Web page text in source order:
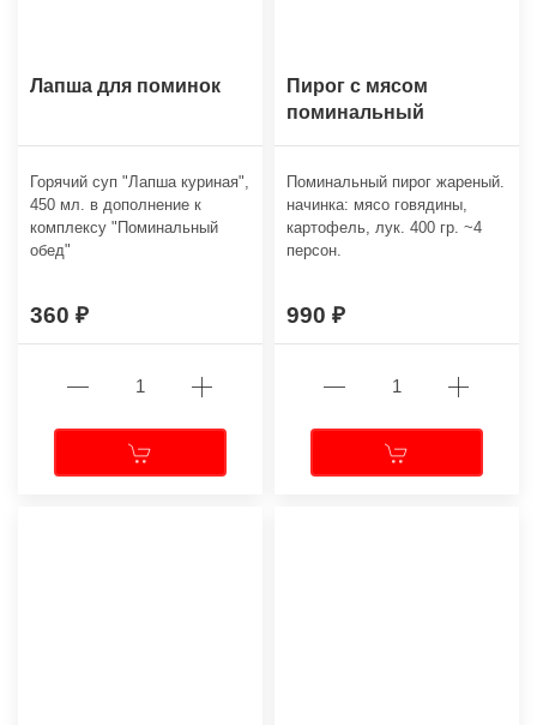
Лапша для поминок
Горячий суп "Лапша куриная",
450 мл. в дополнение к
комплексу "Поминальный
обед"
360
Пирог с мясом
поминальный
Поминальный пирог жареный.
начинка: мясо говядины,
картофель, лук. 400 гр. ~4
персон.
990